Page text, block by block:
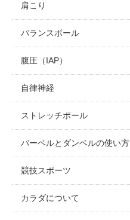
肩こり
バランスボール
腹圧（IAP）
自律神経
ストレッチポール
バーベルとダンベルの使い方
競技スポーツ
カラダについて